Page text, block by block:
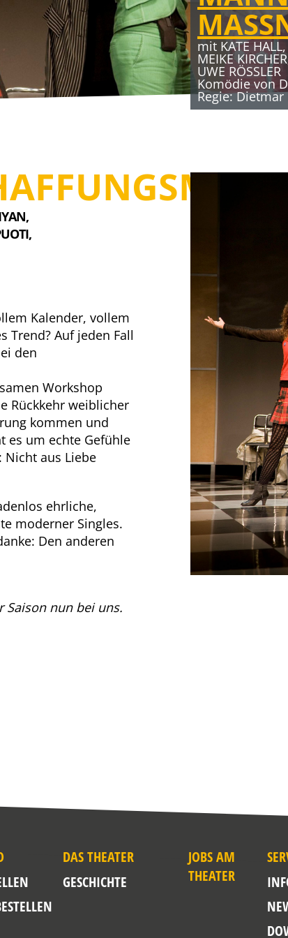
mit KATE
MEIKE
UWE RÖSSLER
Komödie von
Regie:
Kalender, vollem
Trend? Auf jeden Fall
den
Workshop
Rückkehr weiblicher
kommen und
es um echte Gefühle
aus Liebe
ehrliche,
moderner Singles.
Den anderen
Saison nun bei uns.
DAS THEATER
GESCHICHTE
JOBS AM
THEATER